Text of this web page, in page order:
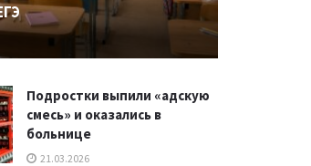
Подростки выпили «адскую
смесь» и оказались в
больнице
21.03.2026